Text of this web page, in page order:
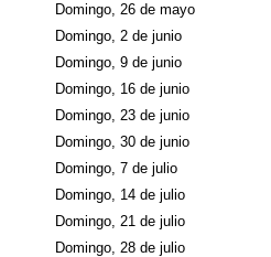
Domingo, 26 de mayo
Domingo, 2 de junio
Domingo, 9 de junio
Domingo, 16 de junio
Domingo, 23 de junio
Domingo, 30 de junio
Domingo, 7 de julio
Domingo, 14 de julio
Domingo, 21 de julio
Domingo, 28 de julio